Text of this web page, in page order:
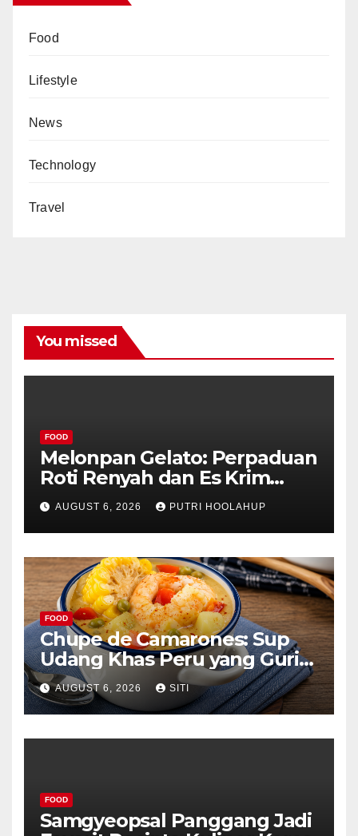
Food
Lifestyle
News
Technology
Travel
You missed
FOOD
Melonpan Gelato: Perpaduan
Roti Renyah dan Es Krim
Lembut yang Menggoda
AUGUST 6, 2026 PUTRI HOOLAHUP
FOOD
Chupe de Camarones: Sup
Udang Khas Peru yang Gurih
Lezat
AUGUST 6, 2026 SITI
FOOD
Samgyeopsal Panggang Jadi